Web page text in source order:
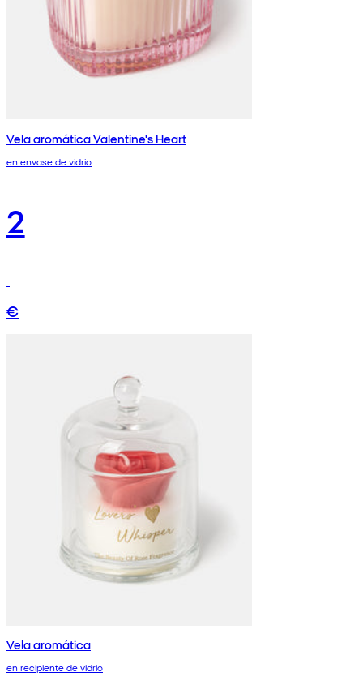
Vela aromática Valentine's Heart
en envase de vidrio
2
€
Vela aromática
en recipiente de vidrio